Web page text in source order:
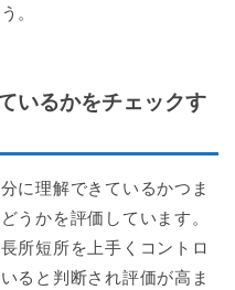
。
いるかをチェックす
に理解できているかつま
うかを評価しています。
所短所を上手くコントロ
ると判断され評価が高ま